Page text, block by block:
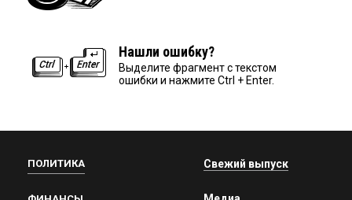
Нашли ошибку?
Выделите фрагмент с текстом
ошибки и нажмите Ctrl + Enter.
ПОЛИТИКА Свежий выпуск